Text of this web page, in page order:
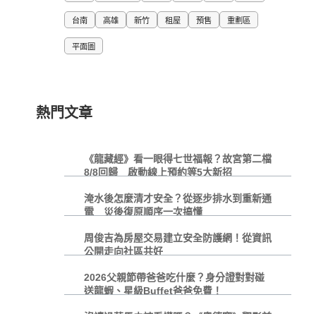
台南 高雄 新竹 租屋 預售 重劃區
平面圖
熱門文章
《龍藏經》看一眼得七世福報？故宮第二檔
8/8回歸 啟動線上預約等5大新招
淹水後怎麼清才安全？從逐步排水到重新通
電 災後復原順序一次搞懂
周俊吉為房屋交易建立安全防護網！從資訊
公開走向社區共好
2026父親節帶爸爸吃什麼？身分證對對碰
送龍蝦、星級Buffet爸爸免費！